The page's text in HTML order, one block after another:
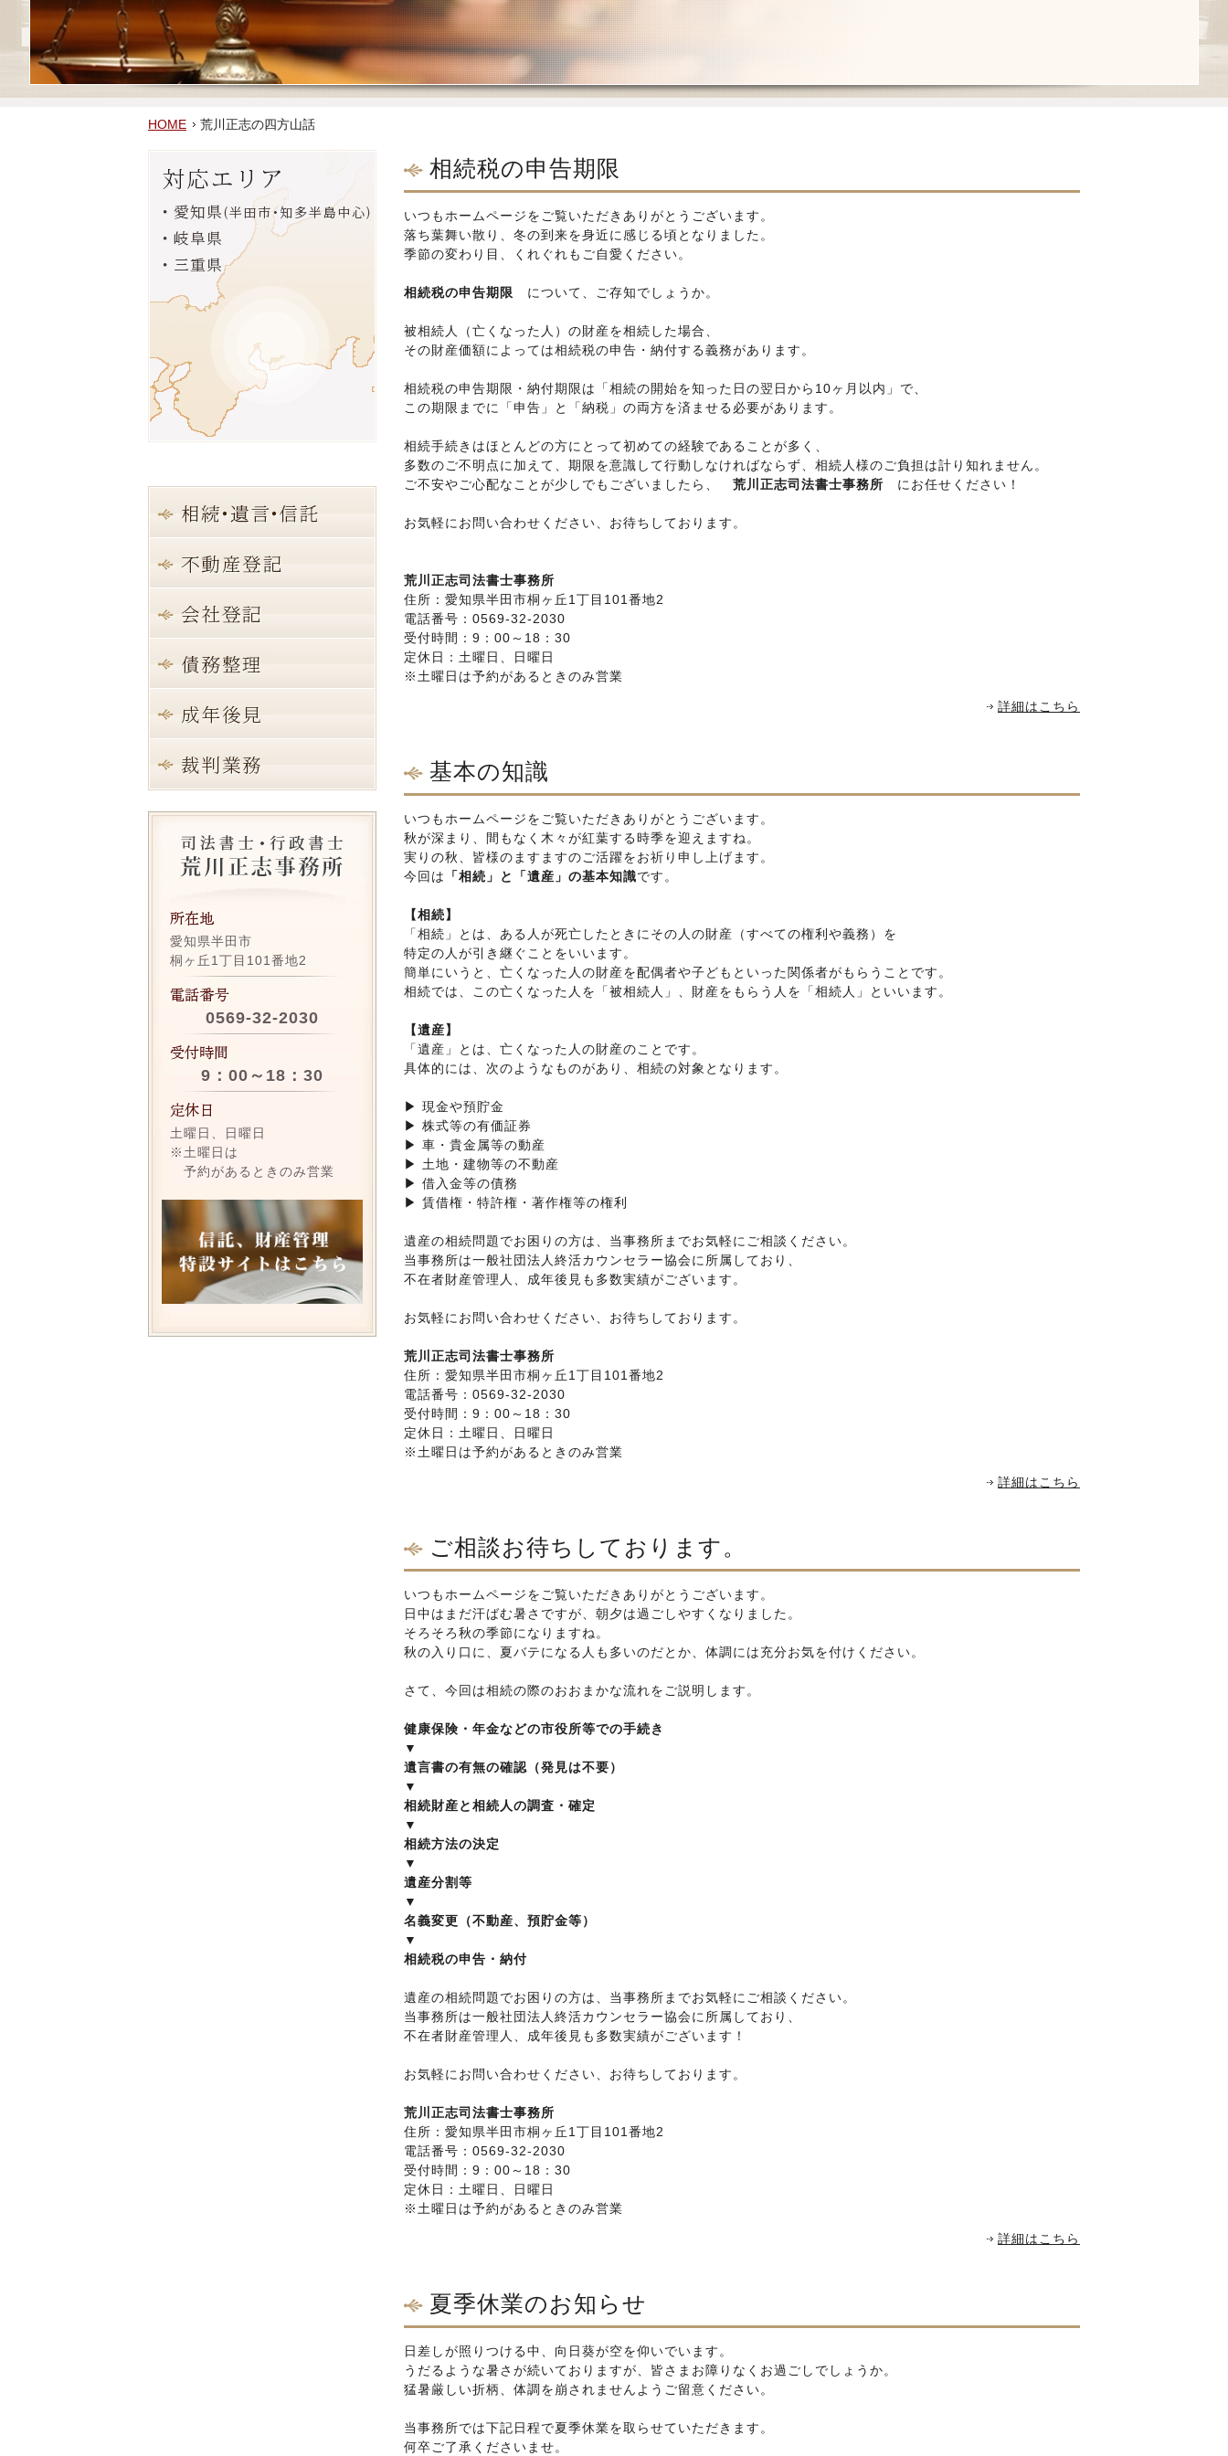
HOME 荒川正志の四方山話
相続税の申告期限
いつもホームページをご覧いただきありがとうございます。
落ち葉舞い散り、冬の到来を身近に感じる頃となりました。
季節の変わり目、くれぐれもご自愛ください。
相続税の申告期限 について、ご存知でしょうか。
被相続人（亡くなった人）の財産を相続した場合、
その財産価額によっては相続税の申告・納付する義務があります。
相続税の申告期限・納付期限は「相続の開始を知った日の翌日から10ヶ月以内」で、
この期限までに「申告」と「納税」の両方を済ませる必要があります。
相続手続きはほとんどの方にとって初めての経験であることが多く、
多数のご不明点に加えて、期限を意識して行動しなければならず、相続人様のご負担は計り知れません。
ご不安やご心配なことが少しでもございましたら、 荒川正志司法書士事務所 にお任せください！
お気軽にお問い合わせください、お待ちしております。
荒川正志司法書士事務所
住所：愛知県半田市桐ヶ丘1丁目101番地2
電話番号：0569-32-2030
受付時間：9：00～18：30
定休日：土曜日、日曜日
※土曜日は予約があるときのみ営業
詳細はこちら
基本の知識
いつもホームページをご覧いただきありがとうございます。
秋が深まり、間もなく木々が紅葉する時季を迎えますね。
実りの秋、皆様のますますのご活躍をお祈り申し上げます。
今回は
「相続」と「遺産」の基本知識です。
【相続】
「相続」とは、ある人が死亡したときにその人の財産（すべての権利や義務）を
特定の人が引き継ぐことをいいます。
簡単にいうと、亡くなった人の財産を配偶者や子どもといった関係者がもらうことです。
相続では、この亡くなった人を「被相続人」、財産をもらう人を「相続人」といいます。
【遺産】
「遺産」とは、亡くなった人の財産のことです。
具体的には、次のようなものがあり、相続の対象となります。
▶ 現金や預貯金
▶ 株式等の有価証券
▶ 車・貴金属等の動産
▶ 土地・建物等の不動産
▶ 借入金等の債務
▶ 賃借権・特許権・著作権等の権利
遺産の相続問題でお困りの方は、当事務所までお気軽にご相談ください。
当事務所は一般社団法人終活カウンセラー協会に所属しており、
不在者財産管理人、成年後見も多数実績がございます。
お気軽にお問い合わせください、お待ちしております。
荒川正志司法書士事務所
住所：愛知県半田市桐ヶ丘1丁目101番地2
電話番号：0569-32-2030
受付時間：9：00～18：30
定休日：土曜日、日曜日
※土曜日は予約があるときのみ営業
詳細はこちら
ご相談お待ちしております。
いつもホームページをご覧いただきありがとうございます。
日中はまだ汗ばむ暑さですが、朝夕は過ごしやすくなりました。
そろそろ秋の季節になりますね。
秋の入り口に、夏バテになる人も多いのだとか、体調には充分お気を付けください。
さて、今回は相続の際のおおまかな流れをご説明します。
健康保険・年金などの市役所等での手続き
▼
遺言書の有無の確認（発見は不要）
▼
相続財産と相続人の調査・確定
▼
相続方法の決定
▼
遺産分割等
▼
名義変更（不動産、預貯金等）
▼
相続税の申告・納付
遺産の相続問題でお困りの方は、当事務所までお気軽にご相談ください。
当事務所は一般社団法人終活カウンセラー協会に所属しており、
不在者財産管理人、成年後見も多数実績がございます！
お気軽にお問い合わせください、お待ちしております。
荒川正志司法書士事務所
住所：愛知県半田市桐ヶ丘1丁目101番地2
電話番号：0569-32-2030
受付時間：9：00～18：30
定休日：土曜日、日曜日
※土曜日は予約があるときのみ営業
詳細はこちら
夏季休業のお知らせ
日差しが照りつける中、向日葵が空を仰いでいます。
うだるような暑さが続いておりますが、皆さまお障りなくお過ごしでしょうか。
猛暑厳しい折柄、体調を崩されませんようご留意ください。
当事務所では下記日程で夏季休業を取らせていただきます。
何卒ご了承くださいませ。
愛知県半田市
桐ヶ丘1丁目101番地2
0569-32-2030
9：00～18：30
土曜日、日曜日
※土曜日は
予約があるときのみ営業